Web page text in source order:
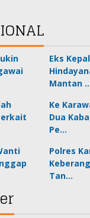
Eks
Mantan
Ke
Dua
Pe…
Polres
Tan…